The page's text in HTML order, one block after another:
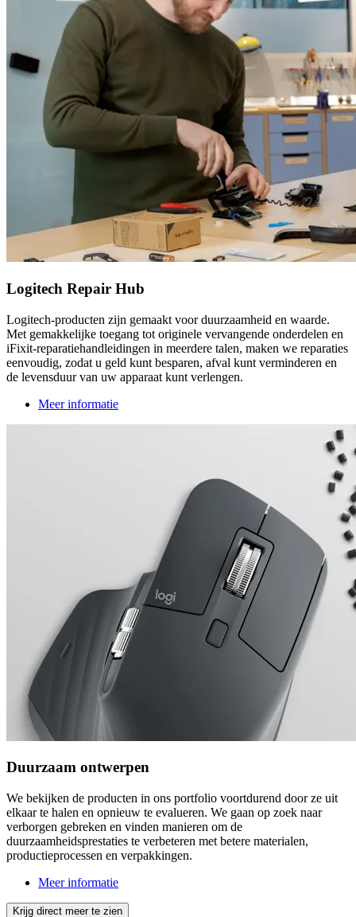
Logitech Repair Hub
Logitech-producten zijn gemaakt voor duurzaamheid en waarde.
Met gemakkelijke toegang tot originele vervangende onderdelen en
iFixit-reparatiehandleidingen in meerdere talen, maken we reparaties
eenvoudig, zodat u geld kunt besparen, afval kunt verminderen en
de levensduur van uw apparaat kunt verlengen.
Meer informatie
Duurzaam ontwerpen
We bekijken de producten in ons portfolio voortdurend door ze uit
elkaar te halen en opnieuw te evalueren. We gaan op zoek naar
verborgen gebreken en vinden manieren om de
duurzaamheidsprestaties te verbeteren met betere materialen,
productieprocessen en verpakkingen.
Meer informatie
Krijg direct meer te zien